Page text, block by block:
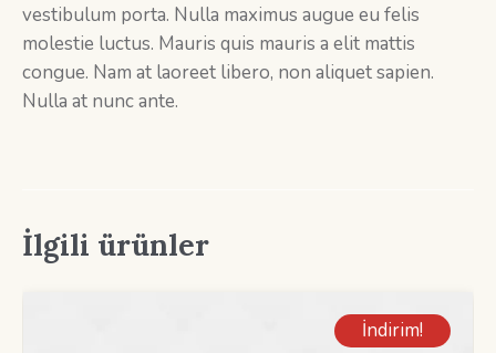
vestibulum porta. Nulla maximus augue eu felis
molestie luctus. Mauris quis mauris a elit mattis
congue. Nam at laoreet libero, non aliquet sapien.
Nulla at nunc ante.
İlgili ürünler
İndirim!